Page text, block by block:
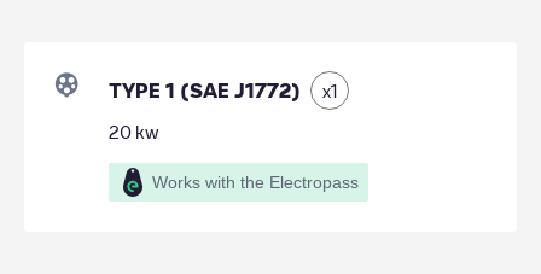
TYPE 1 (SAE J1772) x1
20 kw
Works with the Electropass